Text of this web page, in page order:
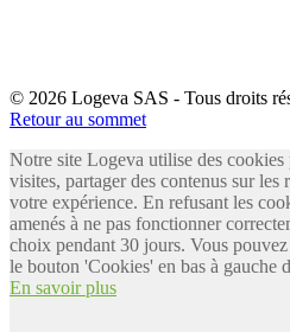
© 2026 Logeva SAS - Tous droits
Retour au sommet
Notre site Logeva utilise des cookies
visites, partager des contenus sur les
votre expérience. En refusant les
amenés à ne pas fonctionner
choix pendant 30 jours. Vous
le bouton 'Cookies' en bas à gauche
En savoir plus